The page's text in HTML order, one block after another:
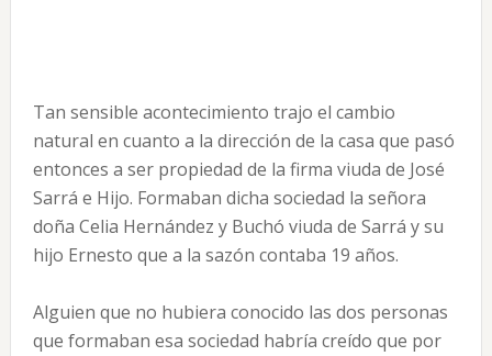
Tan sensible acontecimiento trajo el cambio
natural en cuanto a la dirección de la casa que pasó
entonces a ser propiedad de la firma viuda de José
Sarrá e Hijo. Formaban dicha sociedad la señora
doña Celia Hernández y Buchó viuda de Sarrá y su
hijo Ernesto que a la sazón contaba 19 años.
Alguien que no hubiera conocido las dos personas
que formaban esa sociedad habría creído que por